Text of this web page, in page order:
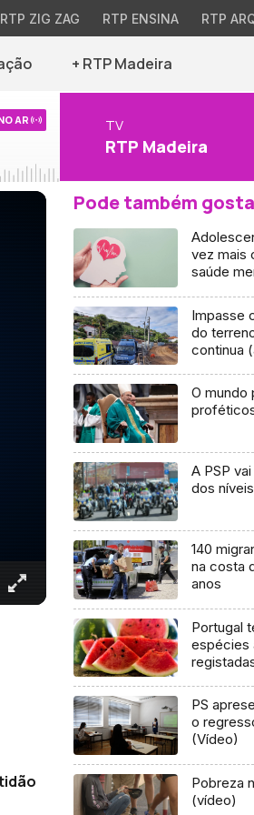
RTP ZIG ZAG RTP ENSINA RTP
+ RTP Madeira
AR TV
RTP Madeira
Pode também
vez mais
saúde
Impasse
do
continua
O mundo
A PSP
dos
140
na costa
anos
Portugal
espécies
PS
o
(Vídeo)
Pobreza
(vídeo)